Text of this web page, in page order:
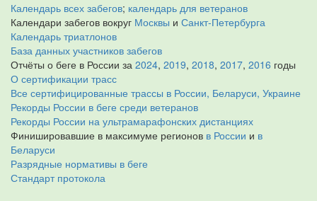
Календарь всех забегов; календарь для ветеранов
Календари забегов вокруг Москвы и Санкт-Петербурга
Календарь триатлонов
База данных участников забегов
Отчёты о беге в России за 2024, 2019, 2018, 2017, 2016 годы
О сертификации трасс
Все сертифицированные трассы в России, Беларуси, Украине
Рекорды России в беге среди ветеранов
Рекорды России на ультрамарафонских дистанциях
Финишировавшие в максимуме регионов в России и в
Беларуси
Разрядные нормативы в беге
Стандарт протокола